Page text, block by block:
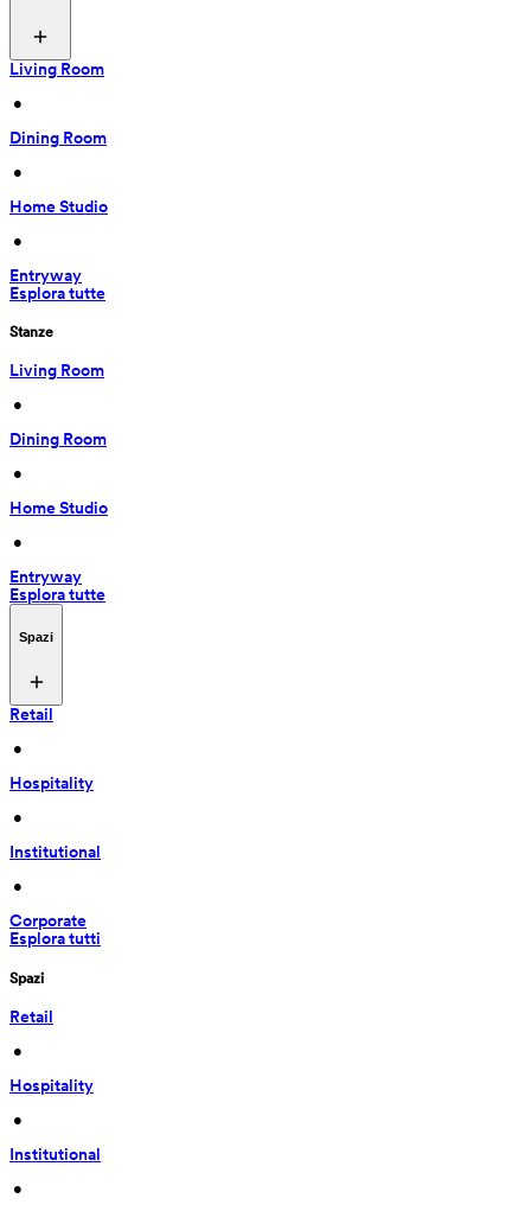
Living Room
•
Dining Room
•
Home Studio
•
Entryway
Esplora tutte
Stanze
Living Room
•
Dining Room
•
Home Studio
•
Entryway
Esplora tutte
Spazi
Retail
•
Hospitality
•
Institutional
•
Corporate
Esplora tutti
Spazi
Retail
•
Hospitality
•
Institutional
•